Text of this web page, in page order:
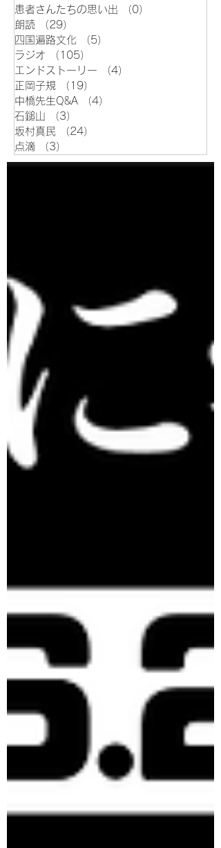
患者さんたちの思い出
（0）
朗読
（29）
四国遍路文化
（5）
ラジオ
（105）
エンドストーリー
（4）
正岡子規
（19）
中橋先生Q&A
（4）
石鎚山
（3）
坂村真民
（24）
点滴
（3）